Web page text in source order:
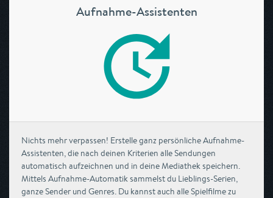
Aufnahme-Assistenten
Nichts mehr verpassen! Erstelle ganz persönliche Aufnahme-
Assistenten, die nach deinen Kriterien alle Sendungen
automatisch aufzeichnen und in deine Mediathek speichern.
Mittels Aufnahme-Automatik sammelst du Lieblings-Serien,
ganze Sender und Genres. Du kannst auch alle Spielfilme zu